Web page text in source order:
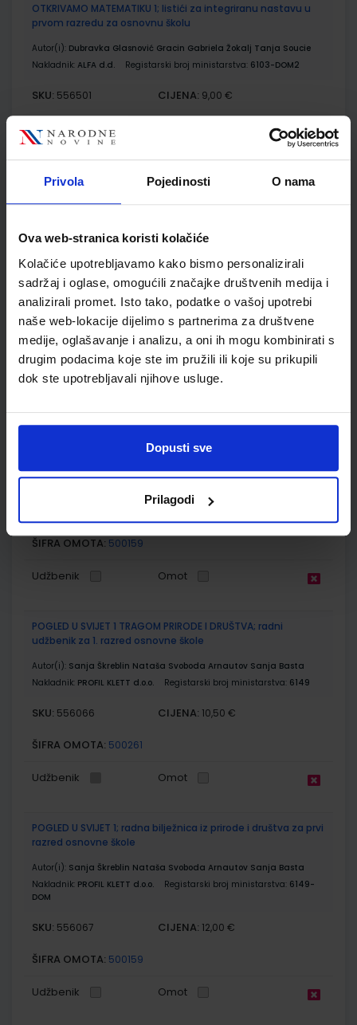
Privola Pojedinosti O nama
Ova web-stranica koristi kolačiće
Kolačiće upotrebljavamo kako bismo personalizirali
sadržaj i oglase, omogućili značajke društvenih medija i
analizirali promet. Isto tako, podatke o vašoj upotrebi
naše web-lokacije dijelimo s partnerima za društvene
medije, oglašavanje i analizu, a oni ih mogu kombinirati s
drugim podacima koje ste im pružili ili koje su prikupili
dok ste upotrebljavali njihove usluge.
Dopusti sve
Prilagodi
OTKRIVAMO MATEMATIKU 1; listići za integriranu nastavu u
prvom razredu za osnovnu školu
Autor(i): Dubravka Glasnović Gracin Gabriela Žokalj Tanja Soucie
Nakladnik: ALFA d.d. Registarski broj ministarstva: 6103-DOM2
SKU: 556501 CIJENA: 9,00 €
ŠIFRA OMOTA:
Udžbenik
Nakladnik:UDŽBENIK.HR d.o.o. Registarski broj ministarstva:7115
SKU:567004 CIJENA: 10,80 €
ŠIFRA OMOTA: 500261
Udžbenik Omot
MIŠOLOVKA 1; radna bilježnica iz informatike za 1. razred
osnovne škole, IZDANJE 2020.
Sokol Mandić Purgar Lohajner
DOM
CIJENA:
ŠIFRA OMOTA: 500159
Udžbenik Omot
POGLED U SVIJET 1 TRAGOM PRIRODE I DRUŠTVA; radni
udžbenik za 1. razred osnovne škole
Autor(i): Sanja Škreblin Nataša Svoboda Arnautov Sanja Basta
Nakladnik: PROFIL KLETT d.o.o. Registarski broj ministarstva: 6149
SKU: 556066 CIJENA: 10,50 €
ŠIFRA OMOTA: 500261
Udžbenik Omot
POGLED U SVIJET 1; radna bilježnica iz prirode i društva za prvi
razred osnovne škole
Autor(i): Sanja Škreblin Nataša Svoboda Arnautov Sanja Basta
Nakladnik: PROFIL KLETT d.o.o. Registarski broj ministarstva: 6149-
DOM
SKU: 556067 CIJENA: 12,00 €
ŠIFRA OMOTA: 500159
Udžbenik Omot